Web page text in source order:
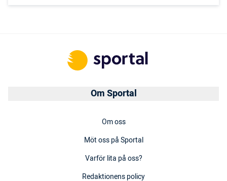
Om Sportal
Om oss
Möt oss på Sportal
Varför lita på oss?
Redaktionens policy